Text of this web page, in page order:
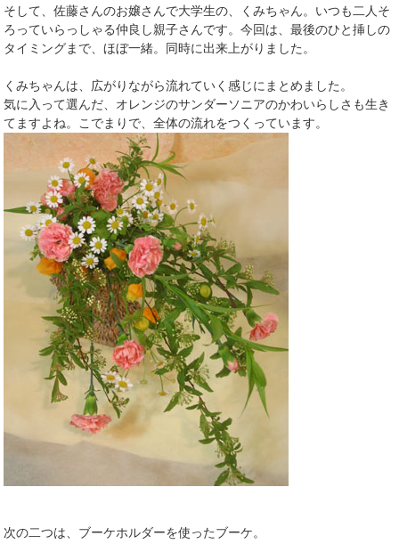
そして、佐藤さんのお嬢さんで大学生の、くみちゃん。いつも二人そ
ろっていらっしゃる仲良し親子さんです。今回は、最後のひと挿しの
タイミングまで、ほぼ一緒。同時に出来上がりました。
くみちゃんは、広がりながら流れていく感じにまとめました。
気に入って選んだ、オレンジのサンダーソニアのかわいらしさも生き
てますよね。こでまりで、全体の流れをつくっています。
次の二つは、ブーケホルダーを使ったブーケ。